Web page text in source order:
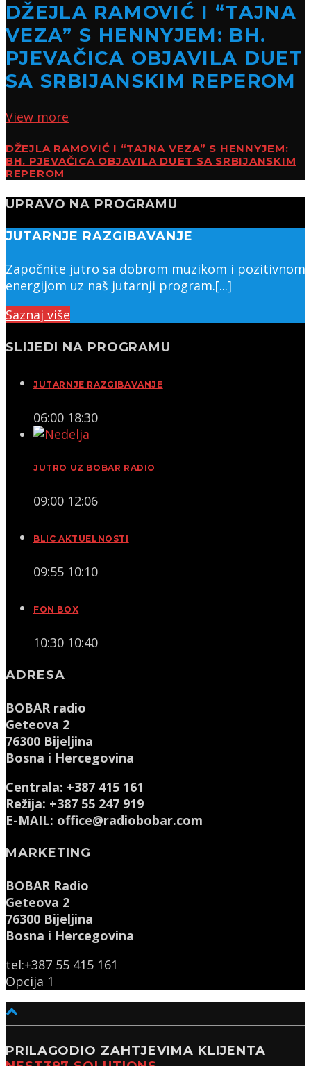
DŽEJLA RAMOVIĆ I “TAJNA
VEZA” S HENNYJEM: BH.
PJEVAČICA OBJAVILA DUET
SA SRBIJANSKIM REPEROM
View more
DŽEJLA RAMOVIĆ I “TAJNA VEZA” S HENNYJEM:
BH. PJEVAČICA OBJAVILA DUET SA SRBIJANSKIM
REPEROM
UPRAVO NA PROGRAMU
JUTARNJE RAZGIBAVANJE
Započnite jutro sa dobrom muzikom i pozitivnom
energijom uz naš jutarnji program.[...]
Saznaj više
SLIJEDI NA PROGRAMU
JUTARNJE RAZGIBAVANJE
06:00 18:30
JUTRO UZ BOBAR RADIO
09:00 12:06
BLIC AKTUELNOSTI
09:55 10:10
FON BOX
10:30 10:40
ADRESA
BOBAR radio
Geteova 2
76300 Bijeljina
Bosna i Hercegovina
Centrala: +387 415 161
Režija: +387 55 247 919
E-MAIL: office@radiobobar.com
MARKETING
BOBAR Radio
Geteova 2
76300 Bijeljina
Bosna i Hercegovina
tel:+387 55 415 161
Opcija 1
PRILAGODIO ZAHTJEVIMA KLIJENTA